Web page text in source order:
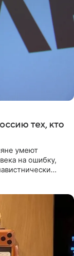
тех, кто
умеют
на ошибку,